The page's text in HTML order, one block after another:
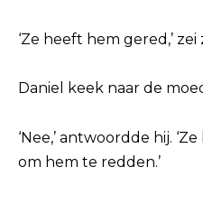
‘Ze heeft hem gered,’ zei
Daniel keek naar de
‘Nee,’ antwoordde hij.
om hem te redden.’